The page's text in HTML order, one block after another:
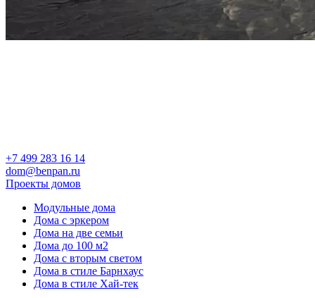
+7 499 283 16 14
dom@benpan.ru
Проекты домов
Модульные дома
Дома с эркером
Дома на две семьи
Дома до 100 м2
Дома с вторым светом
Дома в стиле Барнхаус
Дома в стиле Хай-тек